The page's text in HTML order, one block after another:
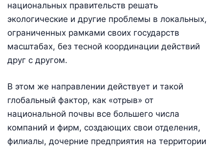
национальных правительств решать
экологические и другие проблемы в локальных,
ограниченных рамками своих государств
масштабах, без тесной координации действий
друг с другом.
В этом же направлении действует и такой
глобальный фактор, как «отрыв» от
национальной почвы все большего числа
компаний и фирм, создающих свои отделения,
филиалы, дочерние предприятия на территории